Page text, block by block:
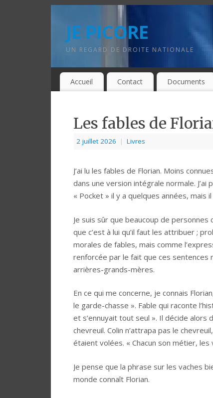
JE PICORE
UN REGARD DE DROITE NATIONALE
Accueil Contact Documents
Les fables de
2 juillet 2026 | Livres
J’ai lu les fables de Florian. Moins
dans une version intégrale normale.
« Pocket » il y a quelques années,
Je suis sûr que beaucoup de
que c’est à lui qu’il faut les attribuer ;
morales de fables, mais comme
renforcée par le fait que ces
arrières-grands-mères.
En ce qui me concerne, je connais
le garde-chasse ». Fable qui raconte
et s’ennuyait tout seul ». Il décide alors
chevreuil. Colin n’attrapa pas le
étaient volées. « Chacun son métier,
Je pense que la phrase sur les vaches
monde connaît Florian.